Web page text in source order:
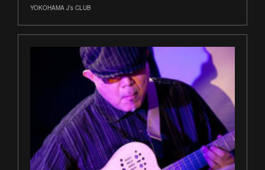
YOKOHAMA J’s CLUB